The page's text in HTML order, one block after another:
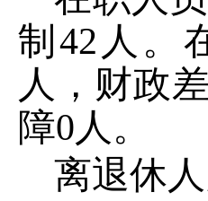
制 42 人。
人，财政
障0人。
离退休